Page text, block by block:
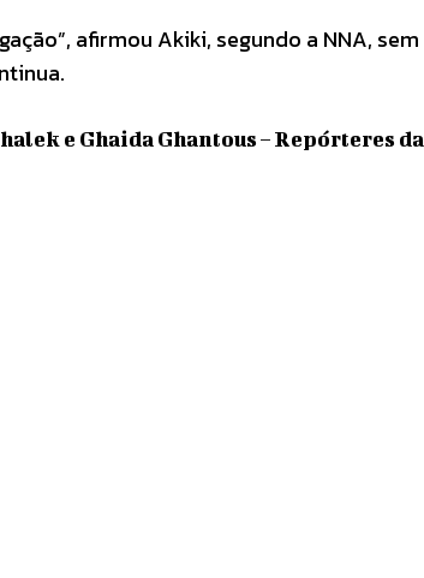
afirmou Akiki, segundo a NNA, sem
e Ghaida Ghantous – Repórteres da